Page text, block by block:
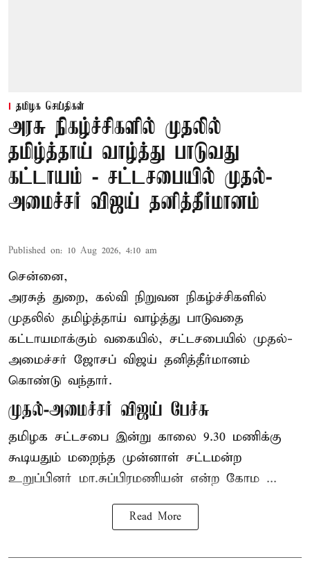
தமிழக செய்திகள்
அரசு நிகழ்ச்சிகளில் முதலில்
தமிழ்த்தாய் வாழ்த்து பாடுவது
கட்டாயம் - சட்டசபையில் முதல்-
அமைச்சர் விஜய் தனித்தீர்மானம்
Published on: 10 Aug 2026, 4:10 am
சென்னை,
அரசுத் துறை, கல்வி நிறுவன நிகழ்ச்சிகளில்
முதலில் தமிழ்த்தாய் வாழ்த்து பாடுவதை
கட்டாயமாக்கும் வகையில், சட்டசபையில் முதல்-
அமைச்சர் ஜோசப் விஜய் தனித்தீர்மானம்
கொண்டு வந்தார்.
முதல்-அமைச்சர் விஜய் பேச்சு
தமிழக சட்டசபை இன்று காலை 9.30 மணிக்கு
கூடியதும் மறைந்த முன்னாள் சட்டமன்ற
உறுப்பினர் மா.சுப்பிரமணியன் என்ற கோம ...
Read More